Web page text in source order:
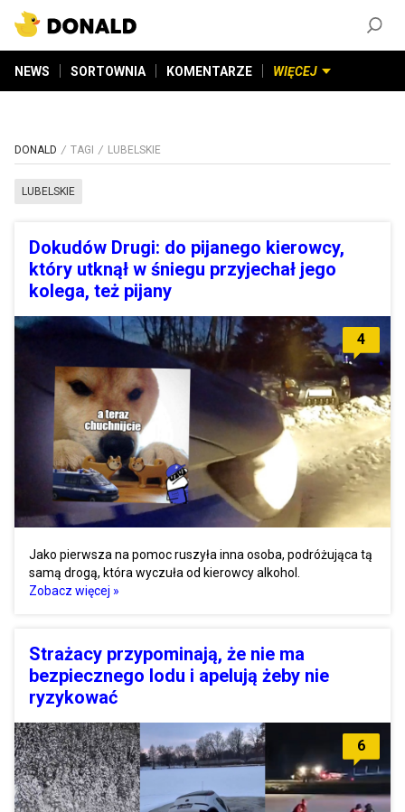
NEWS SORTOWNIA KOMENTARZE WIĘCEJ
DONALD TAGI LUBELSKIE
LUBELSKIE
Dokudów Drugi: do pijanego kierowcy,
który utknął w śniegu przyjechał jego
kolega, też pijany
4
Jako pierwsza na pomoc ruszyła inna osoba, podróżująca tą
samą drogą, która wyczuła od kierowcy alkohol.
Zobacz więcej »
Strażacy przypominają, że nie ma
bezpiecznego lodu i apelują żeby nie
ryzykować
6